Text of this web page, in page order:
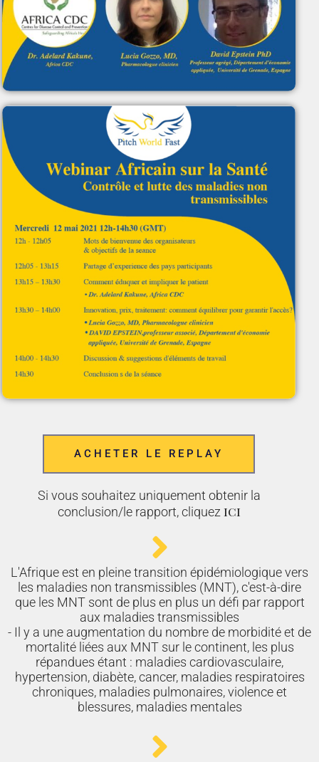
ACHETER LE REPLAY
Si vous souhaitez uniquement obtenir la
conclusion/le rapport, cliquez ici
L'Afrique est en pleine transition épidémiologique vers
les maladies non transmissibles (MNT), c'est-à-dire
que les MNT sont de plus en plus un défi par rapport
aux maladies transmissibles
- Il y a une augmentation du nombre de morbidité et de
mortalité liées aux MNT sur le continent, les plus
répandues étant : maladies cardiovasculaire,
hypertension, diabète, cancer, maladies respiratoires
chroniques, maladies pulmonaires, violence et
blessures, maladies mentales